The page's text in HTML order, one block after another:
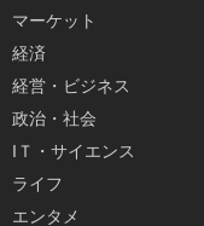
マーケット
経済
経営・ビジネス
政治・社会
IＴ・サイエンス
ライフ
エンタメ